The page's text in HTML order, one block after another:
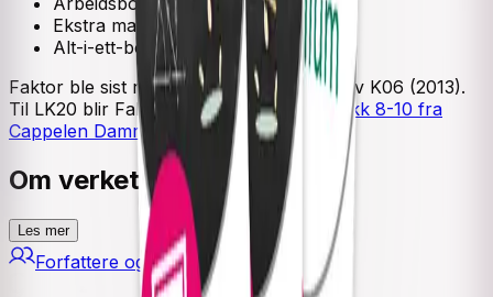
Ekstra materiell
Alt-i-ett-bok
Faktor ble sist revidert til justert versjon av K06 (2013).
Til LK20 blir Faktor erstattet avMatematikk 8-10 fra
Cappelen Damm
Om verket
Les mer
Forfattere og bidragsytere